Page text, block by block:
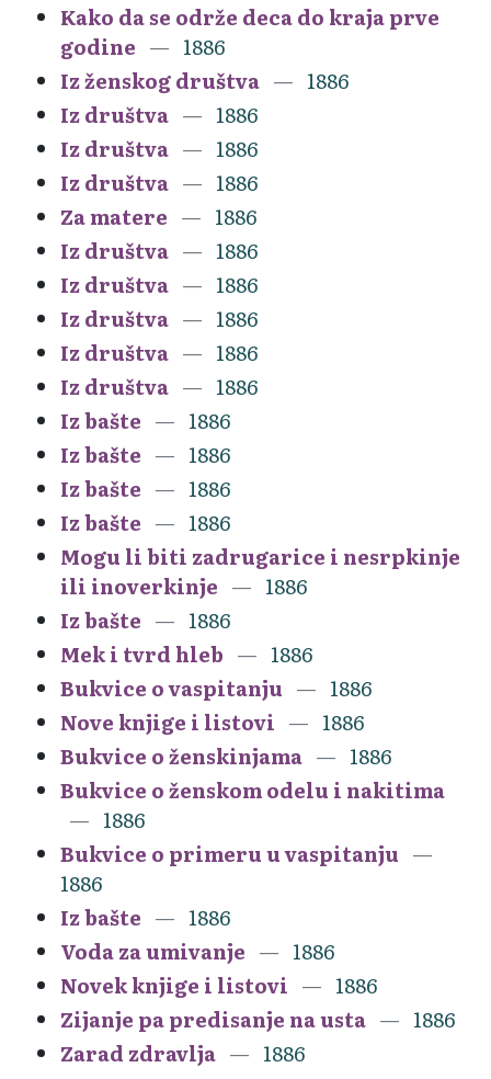
Kako da se održe deca do kraja prve
godine
1886
Iz ženskog društva
1886
Iz društva
1886
Iz društva
1886
Iz društva
1886
Za matere
1886
Iz društva
1886
Iz društva
1886
Iz društva
1886
Iz društva
1886
Iz društva
1886
Iz bašte
1886
Iz bašte
1886
Iz bašte
1886
Iz bašte
1886
Mogu li biti zadrugarice i nesrpkinje
ili inoverkinje
1886
Iz bašte
1886
Mek i tvrd hleb
1886
Bukvice o vaspitanju
1886
Nove knjige i listovi
1886
Bukvice o ženskinjama
1886
Bukvice o ženskom odelu i nakitima
1886
Bukvice o primeru u vaspitanju
1886
Iz bašte
1886
Voda za umivanje
1886
Novek knjige i listovi
1886
Zijanje pa predisanje na usta
1886
Zarad zdravlja
1886